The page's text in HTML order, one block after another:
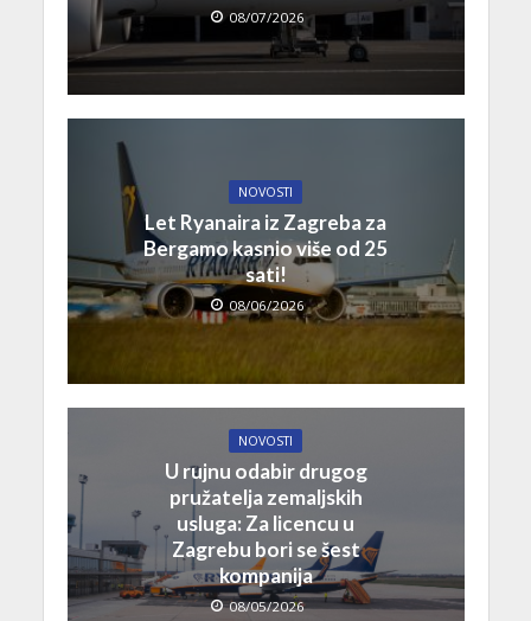
08/07/2026
NOVOSTI
Let Ryanaira iz Zagreba za
Bergamo kasnio više od 25
sati!
08/06/2026
NOVOSTI
U rujnu odabir drugog
pružatelja zemaljskih
usluga: Za licencu u
Zagrebu bori se šest
kompanija
08/05/2026